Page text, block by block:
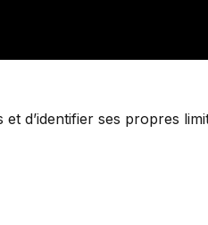
d’identifier ses propres